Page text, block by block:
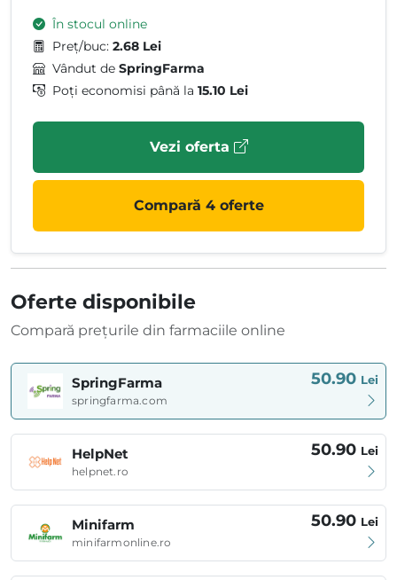
În stocul online
Preț/buc: 2.68 Lei
Vândut de SpringFarma
Poți economisi până la 15.10 Lei
Vezi oferta
Compară 4 oferte
Oferte disponibile
Compară prețurile din farmaciile online
SpringFarma
springfarma.com
50.90 Lei
HelpNet
helpnet.ro
50.90 Lei
Minifarm
minifarmonline.ro
50.90 Lei